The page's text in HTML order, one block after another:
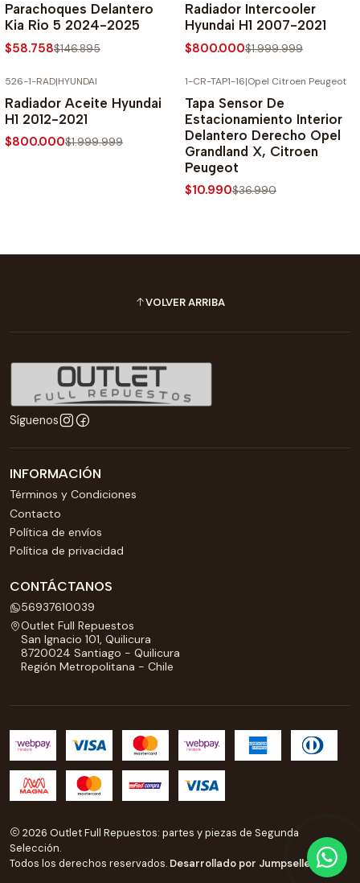
Parachoques Delantero
Kia Rio 5 2024-2025
$58.758$146.895
Radiador Intercooler
Hyundai H1 2007-2021
$800.000$1.999.999
526-1-RAD|HYUNDAI
Radiador Aceite Hyundai
H1 2012-2021
$800.000$1.999.999
1-CR-TAP1-16|Opel Citroen Peugeot
Tapa Sensor De
Estacionamiento Interior
Delantero Derecho Opel
Grandland X, Citroen
Peugeot
$10.990$36.990
VOLVER ARRIBA
Síguenos
INFORMACIÓN
Términos y Condiciones
Contacto
Política de envíos
Política de privacidad
CONTÁCTANOS
56937610039
Outlet Full Repuestos
San Ignacio 101, Quilicura
8720024 Santiago - Quilicura
Región Metropolitana - Chile
2026 Outlet Full Repuestos: partes y piezas de Segunda
Selección.
Todos los derechos reservados. Desarrollado por Jumpseller